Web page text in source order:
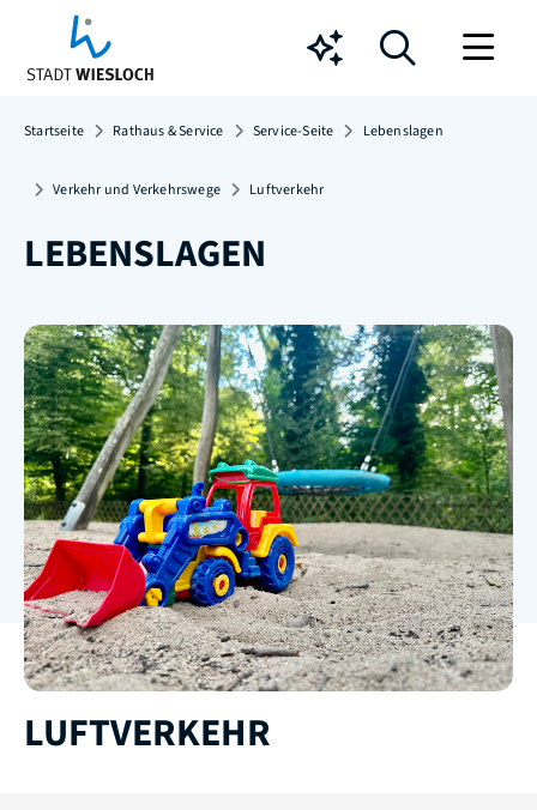
Chatbot
Startseite Rathaus & Service Service-Seite Lebenslagen
Verkehr und Verkehrswege Luftverkehr
LEBENSLAGEN
LUFTVERKEHR